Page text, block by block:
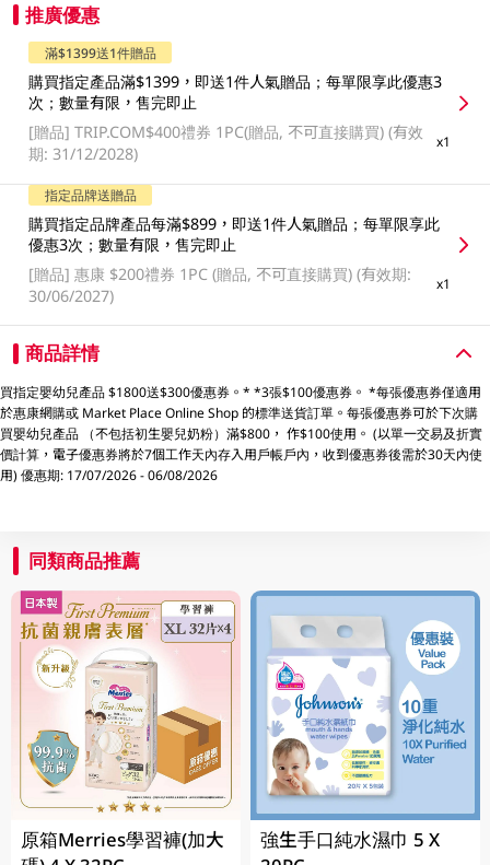
推廣優惠
滿$1399送1件贈品
購買指定產品滿$1399，即送1件人氣贈品；每單限享此優惠3
次；數量有限，售完即止
[贈品]TRIP.COM$400禮券 1PC(贈品, 不可直接購買) (有效
期: 31/12/2028)
x1
指定品牌送贈品
購買指定品牌產品每滿$899，即送1件人氣贈品；每單限享此
優惠3次；數量有限，售完即止
[贈品]惠康 $200禮券 1PC (贈品, 不可直接購買) (有效期:
30/06/2027)
x1
商品詳情
買指定嬰幼兒產品 $1800送$300優惠券。* *3張$100優惠券。 *每張優惠券僅適用
於惠康網購或 Market Place Online Shop 的標準送貨訂單。每張優惠券可於下次購
買嬰幼兒產品 （不包括初生嬰兒奶粉）滿$800， 作$100使用。 (以單一交易及折實
價計算，電子優惠券將於7個工作天內存入用戶帳戶內，收到優惠券後需於30天內使
用) 優惠期: 17/07/2026 - 06/08/2026
同類商品推薦
原箱Merries學習褲(加大
強生手口純水濕巾 5 X